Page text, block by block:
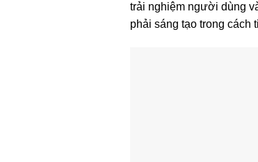
trải nghiệm người dùng
phải sáng tạo trong cách